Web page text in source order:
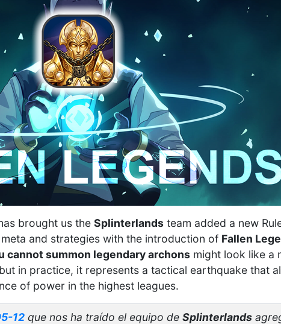
brought us the Splinterlands team added a new
and strategies with the introduction of Fallen
cannot summon legendary archonsmight look like a
in practice, it represents a tactical earthquake that
of power in the highest leagues.
12 que nos ha traído el equipo de Splinterlands